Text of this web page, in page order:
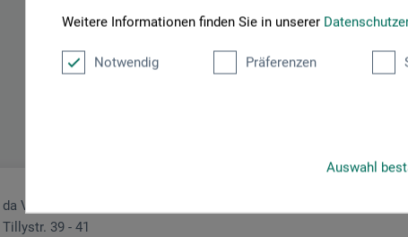
Weitere Informationen finden Sie in unserer
Notwendig Präferenzen
Auswahl
Hersteller-
da Vinci Defet GmbH
Tillystr. 39 - 41